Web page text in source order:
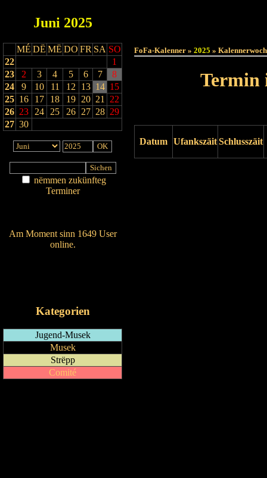
Juni 2025
MÉ DË MË DO FR SA SO
22
1
23
2 3 4 5 6 7
8
24
9 10 11 12 13 14 15
25 16 17 18 19 20 21
22
26 23 24 25 26 27 28 29
27 30
nëmmen zukünfteg
Terminer
Am Moment sinn 1649 User
online.
Kategorien
Jugend-Musek
Musek
Strëpp
Comité
FoFa-Kalenner » 2025 »
Termin
Datum UfankszäitSchlusszäit